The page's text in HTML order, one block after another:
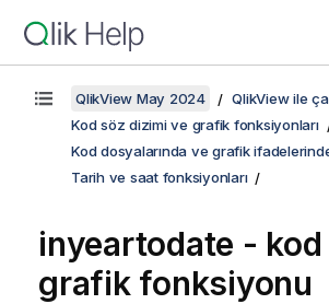
QlikView May 2024
QlikView ile
Kod söz dizimi ve grafik fonksiyonları
Kod dosyalarında ve grafik
Tarih ve saat fonksiyonları
inyeartodate - kod
grafik fonksiyonu